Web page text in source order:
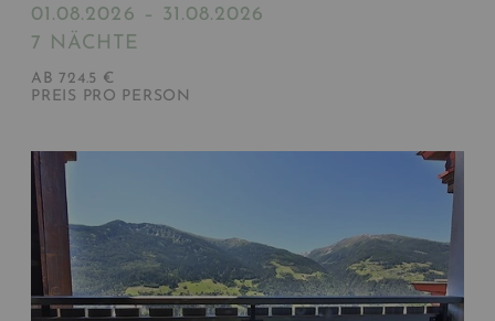
01.08.2026 – 31.08.2026
7 NÄCHTE
AB 724.5 €
PREIS PRO PERSON